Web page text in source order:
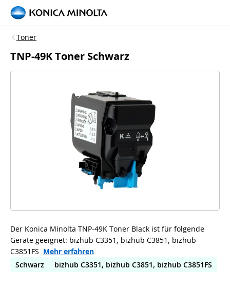
Toner
TNP-49K Toner Schwarz
Der Konica Minolta TNP-49K Toner Black ist für folgende
Geräte geeignet: bizhub C3351, bizhub C3851, bizhub
C3851FS Mehr erfahren
Schwarz
bizhub C3351, bizhub C3851, bizhub C3851FS